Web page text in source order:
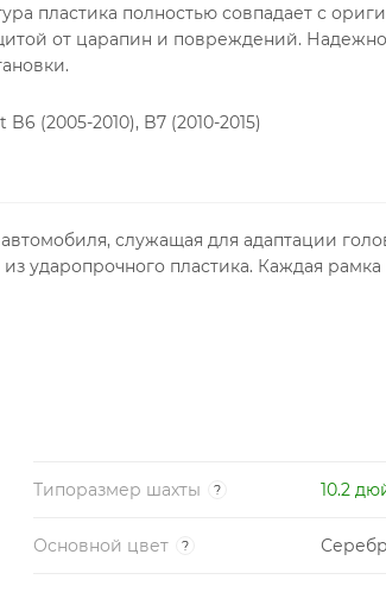
пластика полностью совпадает с
от царапин и повреждений.
(2005-2010), B7 (2010-2015)
служащая для адаптации
ударопрочного пластика. Каждая
Типоразмер шахты ? 10.2
Основной цвет ?